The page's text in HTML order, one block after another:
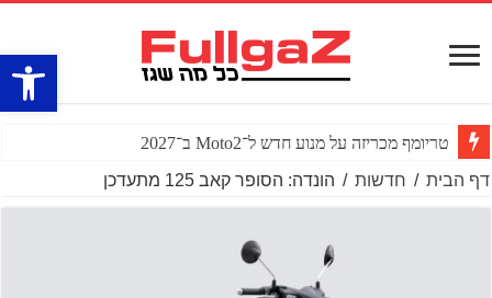
פתח
טריומף מכריזה על מנוע חדש ל־Moto2 ב־2027
דף הבית / חדשות / הונדה: הסופר קאב 125 מתעדכן